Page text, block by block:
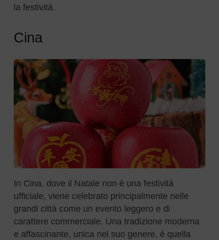
la festività.
Cina
In Cina, dove il Natale non è una festività
ufficiale, viene celebrato principalmente nelle
grandi città come un evento leggero e di
carattere commerciale. Una tradizione moderna
e affascinante, unica nel suo genere, è quella